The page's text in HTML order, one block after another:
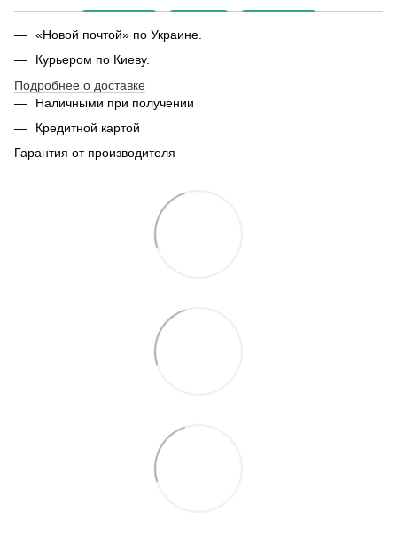
«Новой почтой» по Украине.
Курьером по Киеву.
Подробнее о доставке
Наличными при получении
Кредитной картой
Гарантия от производителя